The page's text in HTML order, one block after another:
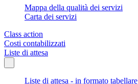
Mappa della qualità dei servizi
Carta dei servizi
Class action
Costi contabilizzati
Liste di attesa
Liste di attesa - in formato tabellare